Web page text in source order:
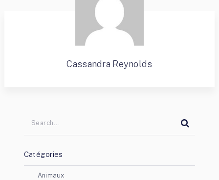
Cassandra Reynolds
Catégories
Animaux